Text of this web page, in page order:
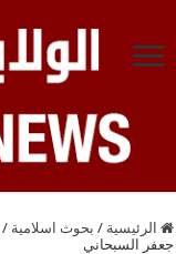
الرئيسية / بحوث اسلامية /
جعفر السبحاني